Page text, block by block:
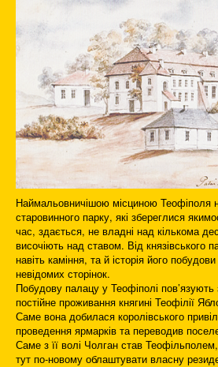
Наймальовничішою місциною Теофіполя
старовинного парку, які збереглися
час, здається, не владні над кількома
височіють над ставом. Від князівського
навіть каміння, та й історія його
невідомих сторінок.
Побудову палацу у Теофіполі
постійне проживання княгині Теофілії
Саме вона добилася королівського
проведення ярмарків та переводив
Саме з її волі Чолган став
тут по-новому облаштувати власну